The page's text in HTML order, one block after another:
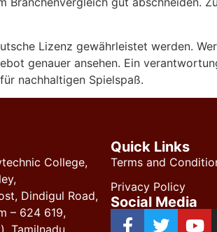
Lizenz gewährleistet werden.
genauer ansehen. Ein
nachhaltigen Spielspaß.
College,
Dindigul Road,
– 624 619,
Quick Links
Terms and
Privacy Policy
Social Media